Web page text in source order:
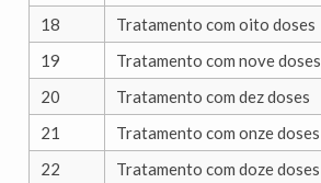
18
Tratamento com oito doses
19
Tratamento com nove doses
20
Tratamento com dez doses
21
Tratamento com onze doses
22
Tratamento com doze doses